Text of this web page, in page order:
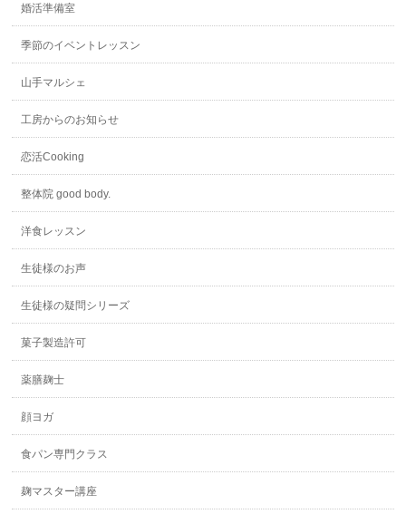
婚活準備室
季節のイベントレッスン
山手マルシェ
工房からのお知らせ
恋活Cooking
整体院 good body.
洋食レッスン
生徒様のお声
生徒様の疑問シリーズ
菓子製造許可
薬膳麹士
顔ヨガ
食パン専門クラス
麹マスター講座